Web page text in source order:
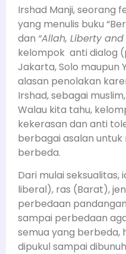
Irshad Manji, seorang
yang menulis buku
dan “Allah, Liberty and
kelompok anti dialog
Jakarta, Solo maupun
alasan penolakan
Irshad, sebagai
Walau kita tahu,
kekerasan dan anti
berbagai asalan
berbeda.
Dari mulai seksualitas,
liberal), ras (Barat),
perbedaan
sampai perbedaan
semua yang berbeda,
dipukul sampai